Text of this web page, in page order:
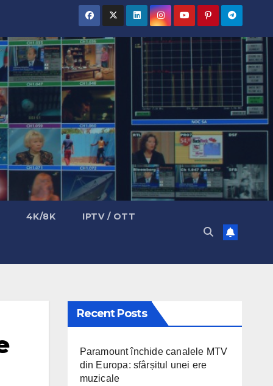
4K/8K IPTV / OTT
Recent Posts
Paramount închide canalele MTV
din Europa: sfârșitul unei ere
muzicale